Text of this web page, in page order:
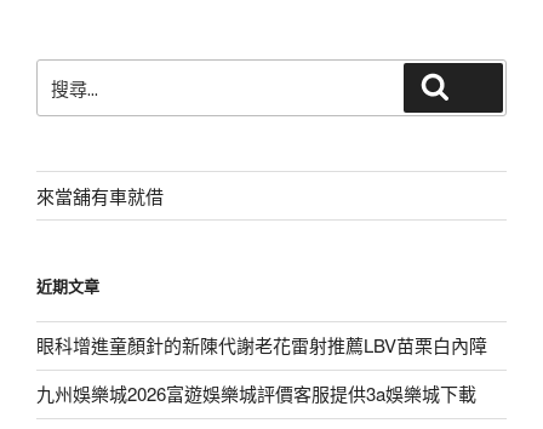
尋
字:
來當舖有車就借
近期文章
眼科增進童顏針的新陳代謝老花雷射推薦LBV苗栗白內障
九州娛樂城2026富遊娛樂城評價客服提供3a娛樂城下載